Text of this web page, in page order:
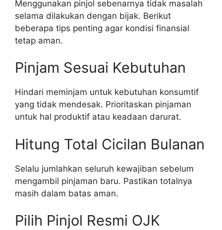
Menggunakan pinjol sebenarnya tidak masalah
selama dilakukan dengan bijak. Berikut
beberapa tips penting agar kondisi finansial
tetap aman.
Pinjam Sesuai Kebutuhan
Hindari meminjam untuk kebutuhan konsumtif
yang tidak mendesak. Prioritaskan pinjaman
untuk hal produktif atau keadaan darurat.
Hitung Total Cicilan Bulanan
Selalu jumlahkan seluruh kewajiban sebelum
mengambil pinjaman baru. Pastikan totalnya
masih dalam batas aman.
Pilih Pinjol Resmi OJK